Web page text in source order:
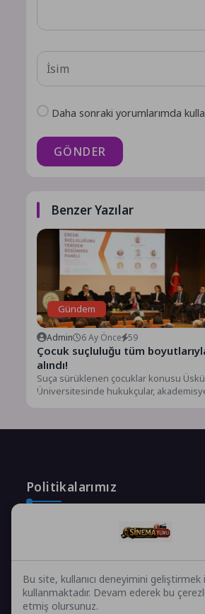
Daha sonraki yorumlarımda
GÖNDER
Benzer Yazılar
Gündem
Admin 6 Ay Önce 59
Çocuk suçluluğu tüm
alındı!
Suça sürüklenen çocuklar konusu
Üniversitesinde hukukçular,
Politikalarımız
Telif Hakları Politikası
Bu site, kullanıcı deneyimini geliştirmek
kullanmaktadır. Devam ederek bu
etmiş olursunuz.